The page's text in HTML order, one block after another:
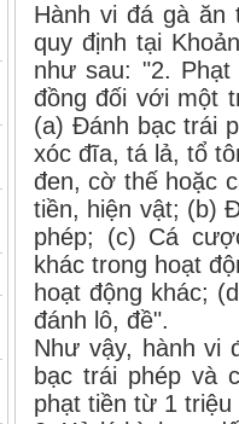
Hành vi đá gà
quy định tại
như sau: "2. Phạt
đồng đối với một
(a) Đánh bạc trái
xóc đĩa, tá lả, tổ
đen, cờ thế hoặc
tiền, hiện vật; (b)
phép; (c) Cá
khác trong hoạt
hoạt động khác;
đánh lô, đề".
Như vậy, hành vi
bạc trái phép và
phạt tiền từ 1